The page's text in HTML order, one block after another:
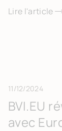
Lire l'article
11/12/2024
BVI.EU
avec